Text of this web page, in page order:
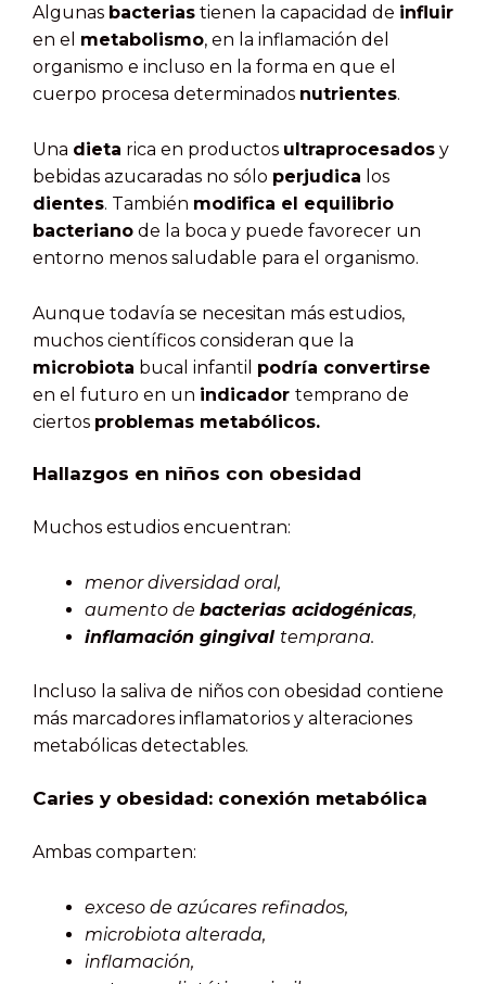
Algunas bacterias tienen la capacidad de influir
en el metabolismo, en la inflamación del
organismo e incluso en la forma en que el
cuerpo procesa determinados nutrientes.
Una dieta rica en productos ultraprocesados y
bebidas azucaradas no sólo perjudica los
dientes. También modifica el equilibrio
bacteriano de la boca y puede favorecer un
entorno menos saludable para el organismo.
Aunque todavía se necesitan más estudios,
muchos científicos consideran que la
microbiota bucal infantil podría convertirse
en el futuro en un indicador temprano de
ciertos problemas metabólicos.
Hallazgos en niños con obesidad
Muchos estudios encuentran:
menor diversidad oral,
aumento de bacterias acidogénicas,
inflamación gingival temprana.
Incluso la saliva de niños con obesidad contiene
más marcadores inflamatorios y alteraciones
metabólicas detectables.
Caries y obesidad: conexión metabólica
Ambas comparten:
exceso de azúcares refinados,
microbiota alterada,
inflamación,